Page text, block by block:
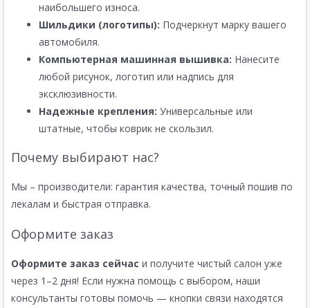
наибольшего износа.
Шильдики (логотипы): Подчеркнут марку вашего
автомобиля.
Компьютерная машинная вышивка: Нанесите
любой рисунок, логотип или надпись для
эксклюзивности.
Надежные крепления: Универсальные или
штатные, чтобы коврик не скользил.
Почему выбирают нас?
Мы – производители: гарантия качества, точный пошив по
лекалам и быстрая отправка.
Оформите заказ
Оформите заказ сейчас и получите чистый салон уже
через 1–2 дня! Если нужна помощь с выбором, наши
консультанты готовы помочь — кнопки связи находятся